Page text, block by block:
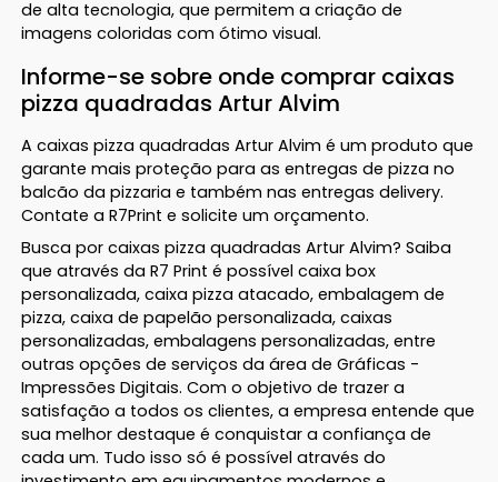
de alta tecnologia, que permitem a criação de
imagens coloridas com ótimo visual.
Informe-se sobre onde comprar caixas
pizza quadradas Artur Alvim
A caixas pizza quadradas Artur Alvim é um produto que
garante mais proteção para as entregas de pizza no
balcão da pizzaria e também nas entregas delivery.
Contate a R7Print e solicite um orçamento.
Busca por caixas pizza quadradas Artur Alvim? Saiba
que através da R7 Print é possível caixa box
personalizada, caixa pizza atacado, embalagem de
pizza, caixa de papelão personalizada, caixas
personalizadas, embalagens personalizadas, entre
outras opções de serviços da área de Gráficas -
Impressões Digitais. Com o objetivo de trazer a
satisfação a todos os clientes, a empresa entende que
sua melhor destaque é conquistar a confiança de
cada um. Tudo isso só é possível através do